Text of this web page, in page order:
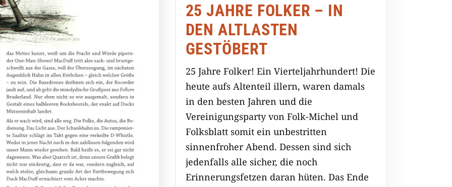
25 JAHRE FOLKER – IN
DEN ALTLASTEN
GESTÖBERT
25 Jahre Folker! Ein Vierteljahrhundert! Die
heute aufs Altenteil illern, waren damals
in den besten Jahren und die
Vereinigungsparty von Folk-Michel und
Folksblatt somit ein unbestritten
sinnenfroher Abend. Dessen sind sich
jedenfalls alle sicher, die noch
Erinnerungsfetzen daran hüten. Das Ende